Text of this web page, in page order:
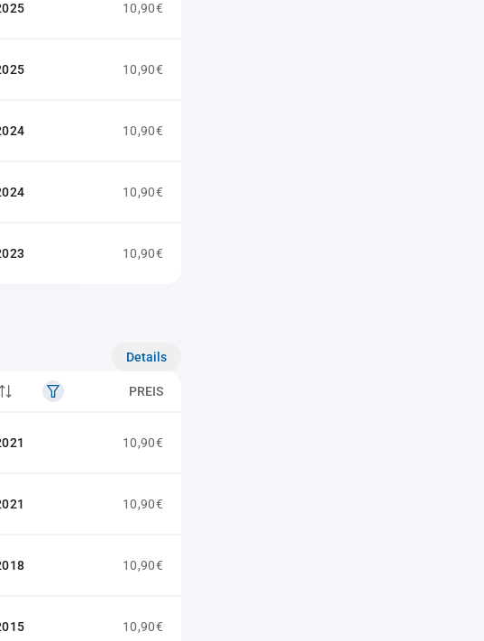
10,90€
10,90€
10,90€
10,90€
10,90€
Details
PREIS
10,90€
10,90€
10,90€
10,90€